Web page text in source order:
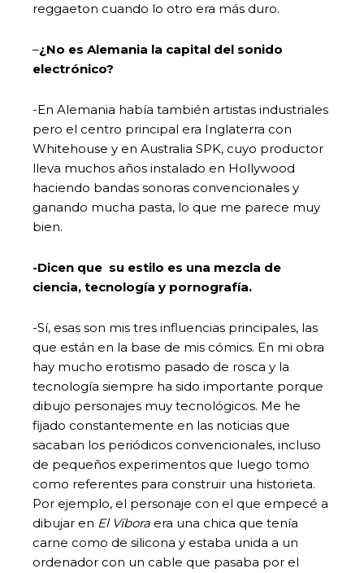
reggaeton cuando lo otro era más duro.
–¿No es Alemania la capital del sonido
electrónico?
-En Alemania había también artistas industriales
pero el centro principal era Inglaterra con
Whitehouse y en Australia SPK, cuyo productor
lleva muchos años instalado en Hollywood
haciendo bandas sonoras convencionales y
ganando mucha pasta, lo que me parece muy
bien.
-Dicen que su estilo es una mezcla de
ciencia, tecnología y pornografía.
-Sí, esas son mis tres influencias principales, las
que están en la base de mis cómics. En mi obra
hay mucho erotismo pasado de rosca y la
tecnología siempre ha sido importante porque
dibujo personajes muy tecnológicos. Me he
fijado constantemente en las noticias que
sacaban los periódicos convencionales, incluso
de pequeños experimentos que luego tomo
como referentes para construir una historieta.
Por ejemplo, el personaje con el que empecé a
dibujar en El Víbora era una chica que tenía
carne como de silicona y estaba unida a un
ordenador con un cable que pasaba por el